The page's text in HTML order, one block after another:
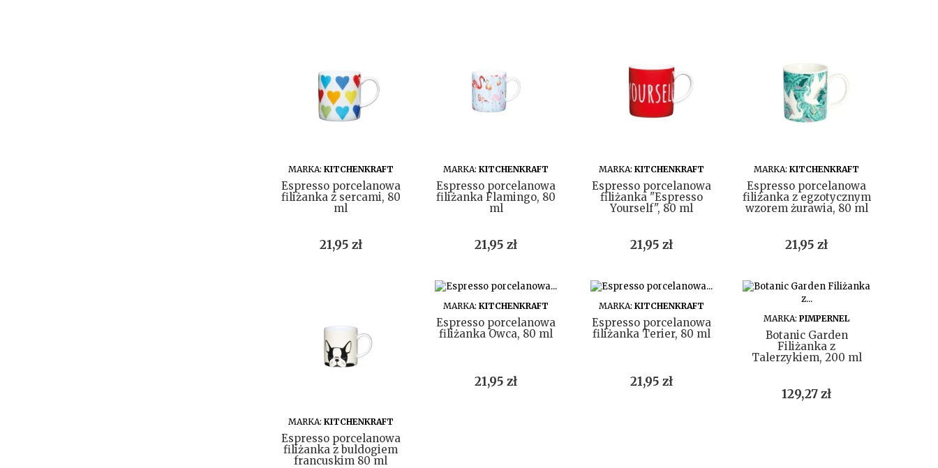
DO KOSZYKA
MARKA: KITCHENKRAFT
Espresso porcelanowa
filiżanka z sercami, 80
ml
Cena
21,95 zł
DO KOSZYKA
MARKA:KITCHENKRAFT
Espresso porcelanowa
filiżanka Flamingo, 80
ml
Cena
21,95 zł
DO KOSZYKA
MARKA: KITCHENKRAFT
Espresso porcelanowa
filiżanka "Espresso
Yourself", 80 ml
Cena
21,95 zł
DO KOSZYKA
MARKA:KITCHENKRAFT
Espresso porcelanowa
filiżanka z egzotycznym
wzorem żurawia, 80 ml
Cena
21,95 zł
DO KOSZYKA
MARKA: KITCHENKRAFT
Espresso porcelanowa
filiżanka z buldogiem
francuskim 80 ml
DO KOSZYKA
MARKA:KITCHENKRAFT
Espresso porcelanowa
filiżanka Owca, 80 ml
Cena
21,95 zł
DO KOSZYKA
MARKA: KITCHENKRAFT
Espresso porcelanowa
filiżanka Terier, 80 ml
Cena
21,95 zł
DO KOSZYKA
MARKA:PIMPERNEL
Botanic Garden
Filiżanka z
Talerzykiem, 200 ml
Cena
129,27 zł